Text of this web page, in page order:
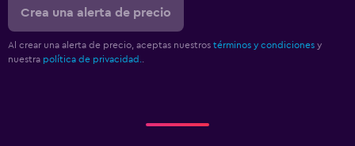
Crea una alerta de precio
Al crear una alerta de precio, aceptas nuestros términos y condiciones y
nuestra política de privacidad.